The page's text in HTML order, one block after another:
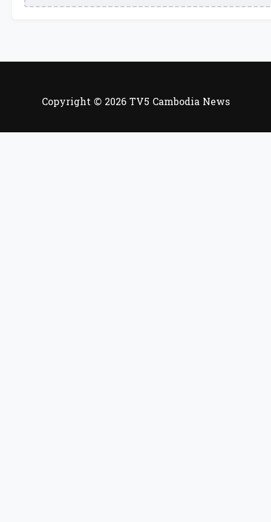
Copyright © 2026 TV5 Cambodia News